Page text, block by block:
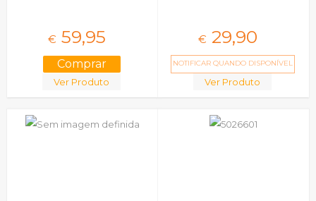
Iphone 5/5s
Iphone 5c
Iphone 6 E Iphone 6s
Iphone 7 I Iphone 8 |
€ 59,95
Ver Produto
€ 29,90
NOTIFICAR QUANDO DISPONÍVEL
Ver Produto